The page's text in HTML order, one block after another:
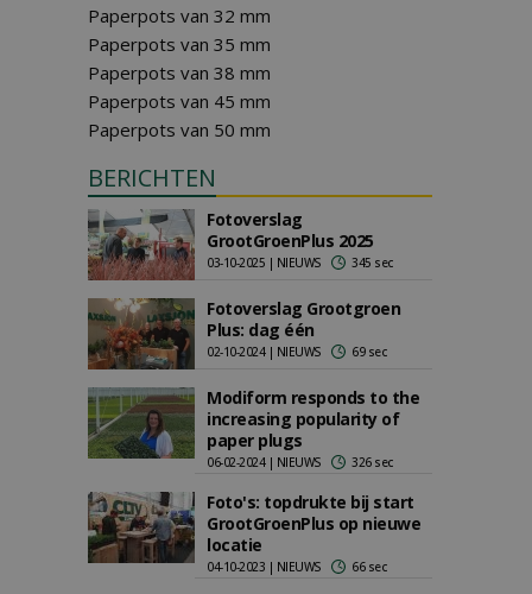
Paperpots van 32 mm
Paperpots van 35 mm
Paperpots van 38 mm
Paperpots van 45 mm
Paperpots van 50 mm
BERICHTEN
Fotoverslag
GrootGroenPlus 2025
03-10-2025 | NIEUWS 345 sec
Fotoverslag Grootgroen
Plus: dag één
02-10-2024 | NIEUWS 69 sec
Modiform responds to the
increasing popularity of
paper plugs
06-02-2024 | NIEUWS 326 sec
Foto's: topdrukte bij start
GrootGroenPlus op nieuwe
locatie
04-10-2023 | NIEUWS 66 sec